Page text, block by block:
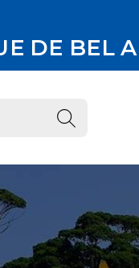
DE BEL